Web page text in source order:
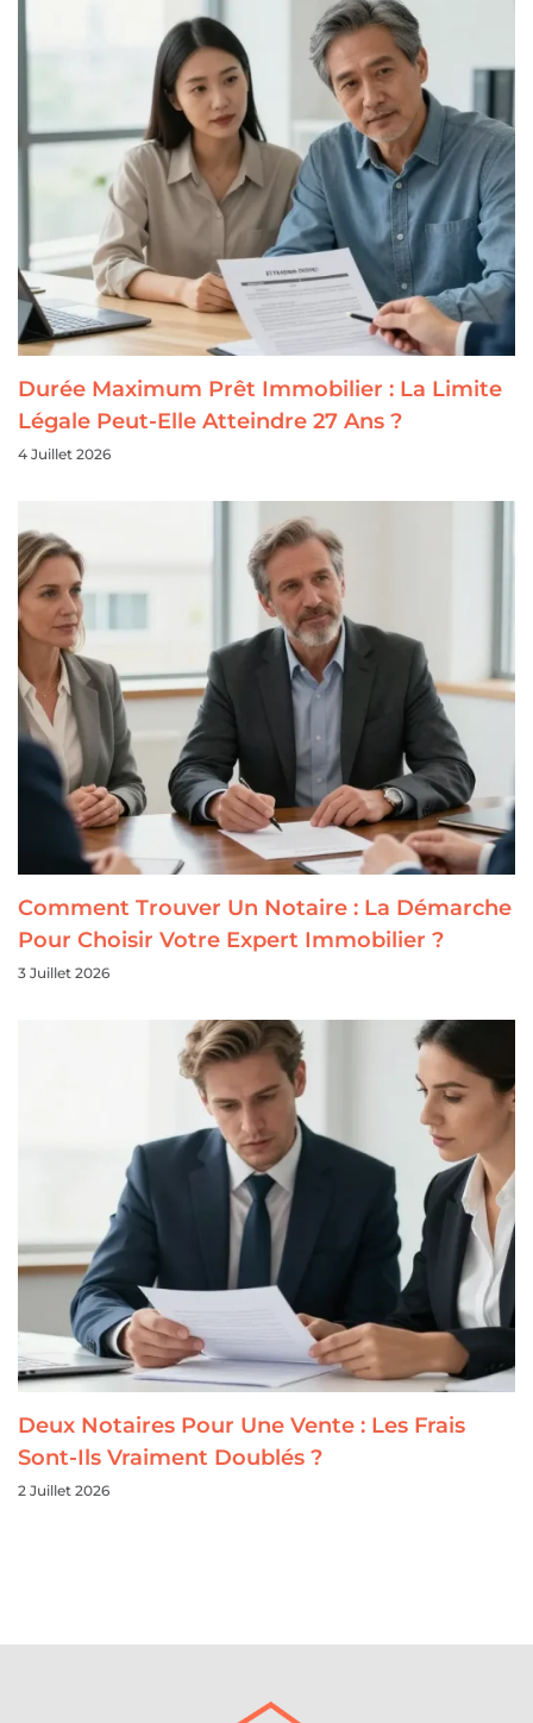
Durée Maximum Prêt Immobilier : La Limite
Légale Peut-Elle Atteindre 27 Ans ?
4 Juillet 2026
Comment Trouver Un Notaire : La Démarche
Pour Choisir Votre Expert Immobilier ?
3 Juillet 2026
Deux Notaires Pour Une Vente : Les Frais
Sont-Ils Vraiment Doublés ?
2 Juillet 2026